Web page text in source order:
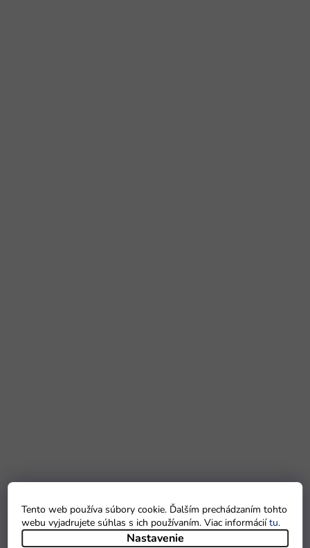
Tento web používa súbory cookie. Ďalším prechádzaním tohto
webu vyjadrujete súhlas s ich používaním. Viac informáciítu.
Nastavenie